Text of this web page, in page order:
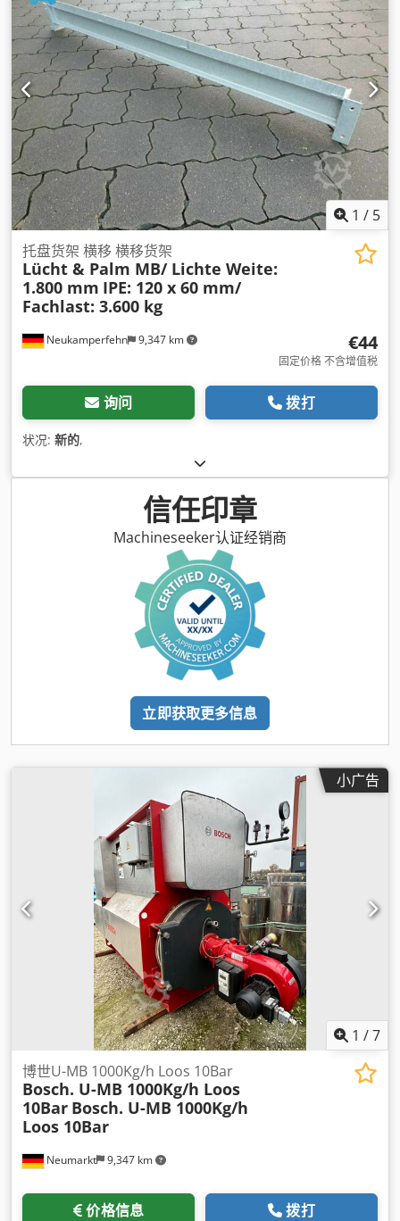
1 / 5
Neukamperfehn 9,347 km
托盘货架 横移 横移货架
Lücht & Palm MB/ Lichte Weite:
1.800 mm IPE: 120 x 60 mm/
Fachlast: 3.600 kg
€44
固定价格 不含增值税
询问 拨打
状况: 新的,
信任印章
Machineseeker认证经销商
立即获取更多信息
小广告
1 /7
Neumarkt 9,347 km
博世U-MB 1000Kg/h Loos 10Bar
Bosch. U-MB 1000Kg/h Loos
10Bar Bosch. U-MB 1000Kg/h
Loos 10Bar
价格信息 拨打